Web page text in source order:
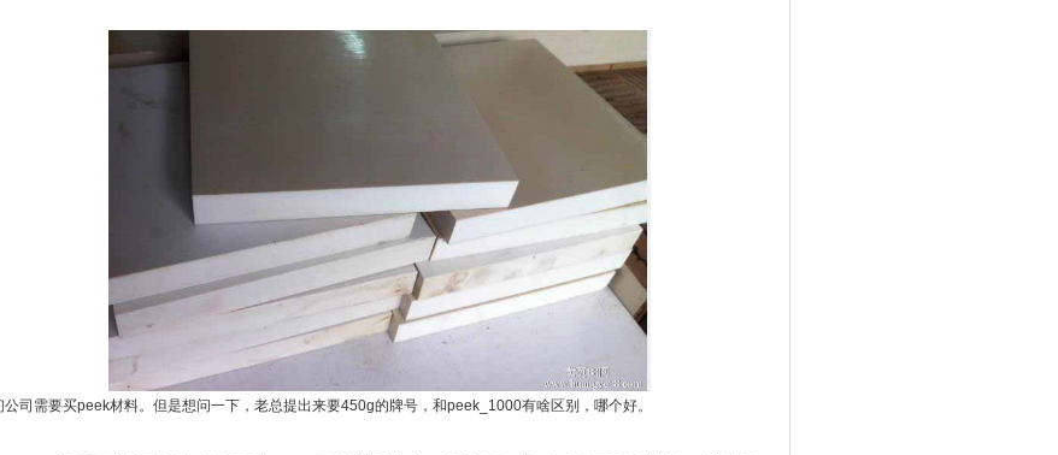
公司需要买peek材料。但是想问一下，老总提出来要450g的牌号，和peek_1000有啥区别，哪个好。